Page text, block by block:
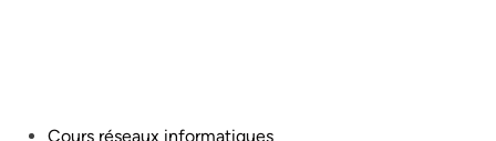
PostedCours réseaux informatiques